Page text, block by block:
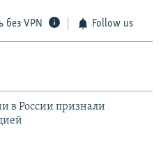
без VPN Follow us
в России признали